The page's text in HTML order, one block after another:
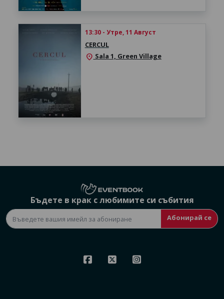
13:30 - Утре, 11 Август
CERCUL
location_on Sala 1, Green Village
Бъдете в крак с любимите си събития
Абонирай се